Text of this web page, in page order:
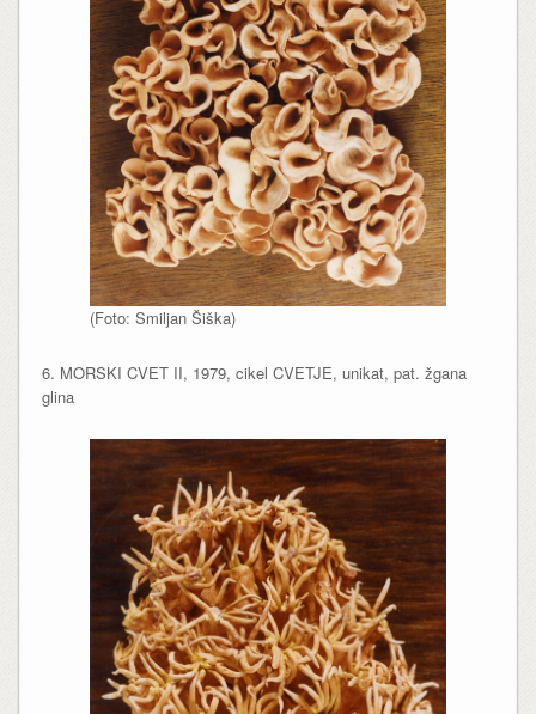
(Foto: Smiljan Šiška)
6. MORSKI CVET II, 1979, cikel CVETJE, unikat, pat. žgana
glina